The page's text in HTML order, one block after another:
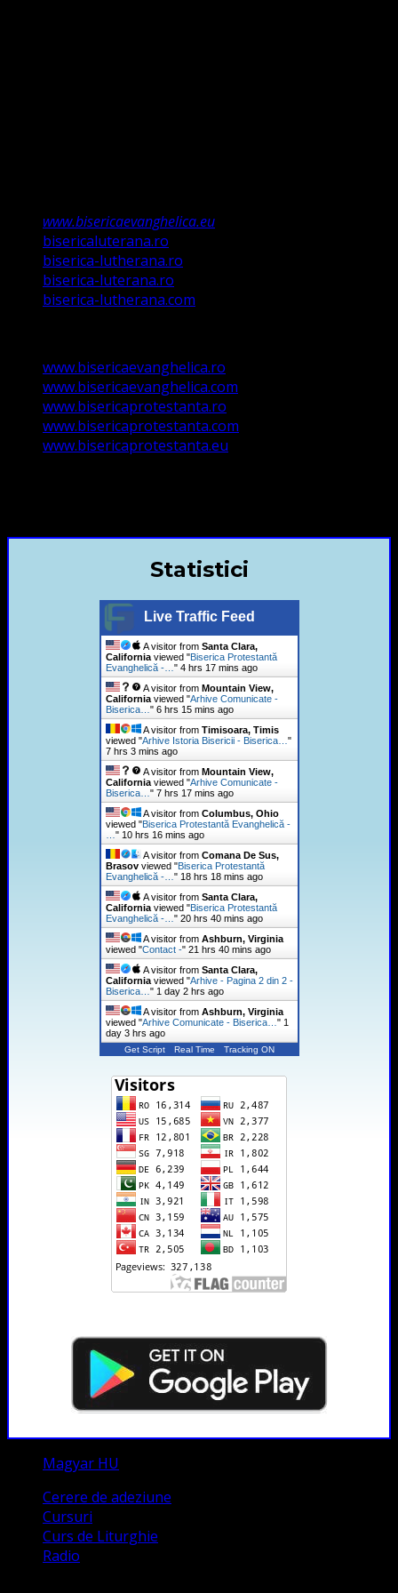
www.bisericaevanghelica.eu
bisericaluterana.ro
biserica-lutherana.ro
biserica-luterana.ro
biserica-lutherana.com
www.bisericaevanghelica.ro
www.bisericaevanghelica.com
www.bisericaprotestanta.ro
www.bisericaprotestanta.com
www.bisericaprotestanta.eu
Statistici
Live Traffic Feed
A visitor from Santa Clara,
Californiaviewed "Biserica Protestantă
Evanghelică -… " 4 hrs 17 mins ago
A visitor from Mountain View,
Californiaviewed "Arhive Comunicate -
Biserica… " 6 hrs 15 mins ago
A visitor from Timisoara, Timis
viewed "Arhive Istoria Bisericii - Biserica… "
7 hrs 3 mins ago
A visitor from Mountain View,
Californiaviewed "Arhive Comunicate -
Biserica… " 7 hrs 17 mins ago
A visitor from Columbus, Ohio
viewed "Biserica Protestantă Evanghelică -
" 10 hrs 16 mins ago
A visitor from Comana De Sus,
Brasovviewed "Biserica Protestantă
Evanghelică -… " 18 hrs 18 mins ago
A visitor from Santa Clara,
Californiaviewed "Biserica Protestantă
Evanghelică -… " 20 hrs 40 mins ago
A visitor from Ashburn, Virginia
viewed "Contact -" 21 hrs 40 mins ago
A visitor from Santa Clara,
Californiaviewed "Arhive - Pagina 2 din 2 -
Biserica… " 1 day 2 hrs ago
A visitor from Ashburn, Virginia
viewed "Arhive Comunicate - Biserica… " 1
day 3 hrs ago
Get Script Real Time Tracking ON
Magyar HU
Cerere de adeziune
Cursuri
Curs de Liturghie
Radio